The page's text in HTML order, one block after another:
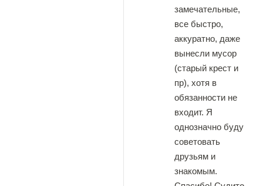
замечательные,
все быстро,
аккуратно, даже
вынесли мусор
(старый крест и
пр), хотя в
обязанности не
входит. Я
однозначно буду
советовать
друзьям и
знакомым.